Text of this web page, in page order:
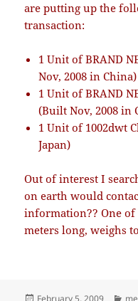
are putting up the
transaction:
1 Unit of BRAND
Nov, 2008 in China)
1 Unit of BRAND
(Built Nov, 2008 in
1 Unit of 1002dwt
Japan)
Out of interest I
on earth would
information?? One of
meters long, weighs
Posted
February 5, 2009